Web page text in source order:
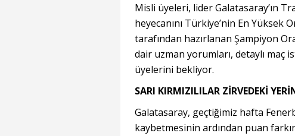
Misli üyeleri, lider Galatasaray’ın
heyecanını Türkiye’nin En Yüksek
tarafından hazırlanan Şampiyon
dair uzman yorumları, detaylı maç
üyelerini bekliyor.
SARI KIRMIZILILAR ZİRVEDEKİ
Galatasaray, geçtiğimiz hafta
kaybetmesinin ardından puan